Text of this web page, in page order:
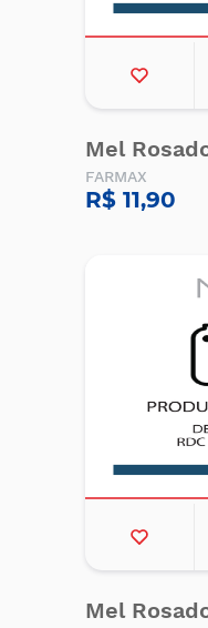
Mel
FARMAX
R$ 11,90
Mel